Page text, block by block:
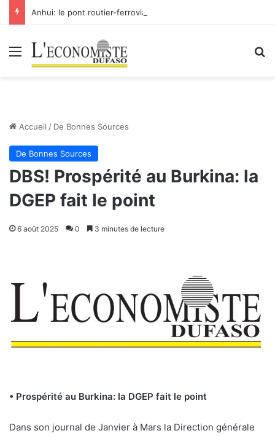
Menu
Accueil / De Bonnes Sources
De Bonnes Sources
DBS! Prospérité au Burkina: la
DGEP fait le point
6 août 2025 0 3 minutes de lecture
• Prospérité au Burkina: la DGEP fait le point
Dans son journal de Janvier à Mars la Direction générale